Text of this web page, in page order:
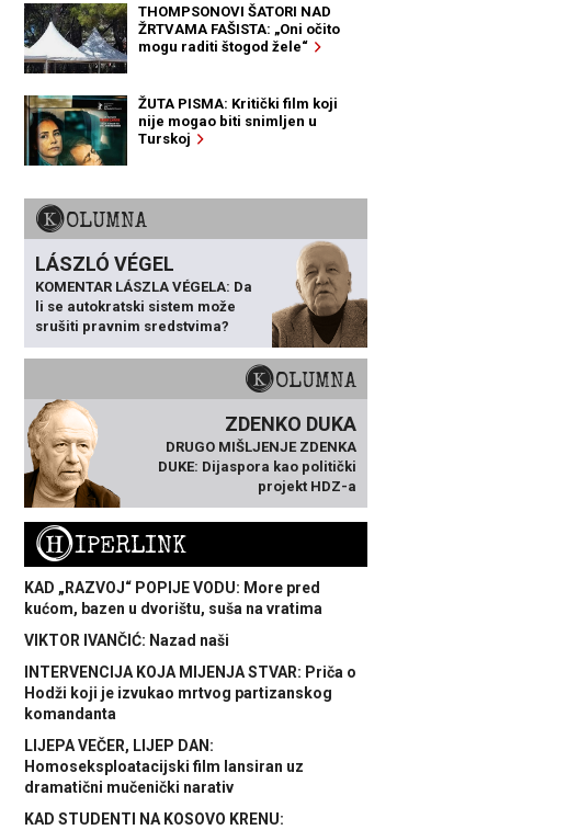
THOMPSONOVI ŠATORI NAD
ŽRTVAMA FAŠISTA: „Oni očito
mogu raditi štogod žele“
ŽUTA PISMA: Kritički film koji
nije mogao biti snimljen u
Turskoj
KOLUMNA
LÁSZLÓ VÉGEL
KOMENTAR LÁSZLA VÉGELA: Da
li se autokratski sistem može
srušiti pravnim sredstvima?
KOLUMNA
ZDENKO DUKA
DRUGO MIŠLJENJE ZDENKA
DUKE: Dijaspora kao politički
projekt HDZ-a
HIPERLINK
KAD „RAZVOJ“ POPIJE VODU: More pred
kućom, bazen u dvorištu, suša na vratima
VIKTOR IVANČIĆ: Nazad naši
INTERVENCIJA KOJA MIJENJA STVAR: Priča o
Hodži koji je izvukao mrtvog partizanskog
komandanta
LIJEPA VEČER, LIJEP DAN:
Homoseksploatacijski film lansiran uz
dramatični mučenički narativ
KAD STUDENTI NA KOSOVO KRENU: